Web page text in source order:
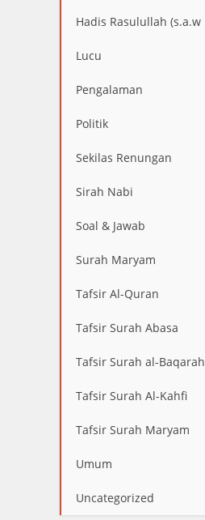
Hadis Rasulullah (s.a.w
Lucu
Pengalaman
Politik
Sekilas Renungan
Sirah Nabi
Soal & Jawab
Surah Maryam
Tafsir Al-Quran
Tafsir Surah Abasa
Tafsir Surah al-Baqarah
Tafsir Surah Al-Kahfi
Tafsir Surah Maryam
Umum
Uncategorized